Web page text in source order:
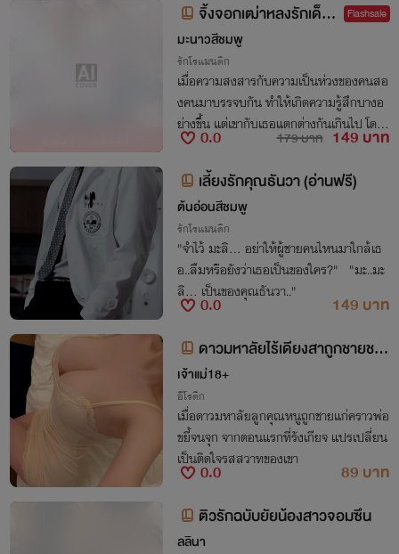
จิ้งจอกเฒ่าหลงรักเด็ก
สาว
Flashsale
มะนาวสีชมพู
รักโรแมนติก
เมื่อความสงสารกับความเป็นห่วงของคนสอ
งคนมาบรรจบกัน ทำให้เกิดความรู้สึกบางอ
ย่างขึ้น แต่เขากับเธอแตกต่างกันเกินไป โดยเ
ฉพาะช่องว่างระหว่างวัย นั่นจึงทำให้เขาเลือก
ที่จะเดินออกมา
0.0 179 บาท 149 บาท
เลี้ยงรักคุณธันวา (อ่านฟรี)
ต้นอ่อนสีชมพู
รักโรแมนติก
"จำไว้ มะลิ... อย่าให้ผู้ชายคนไหนมาใกล้เธ
อ..ลืมหรือยังว่าเธอเป็นของใคร?" "มะ..มะ
ลิ... เป็นของคุณธันวา.."
0.0
149 บาท
ดาวมหาลัยไร้เดียงสาถูกชายชรา
ขยี้สวาท (อ่านฟรี)
เจ้าแม่18+
อีโรติก
เมื่อดาวมหาลัยลูกคุณหนูถูกชายแก่คราวพ่อ
ขยี้จนจุก จากตอนแรกที่รังเกียจ แปรเปลี่ยน
เป็นติดใจรสสวาทของเขา
0.0
89 บาท
ติวรักฉบับยัยน้องสาวจอมซึน
ลลินา